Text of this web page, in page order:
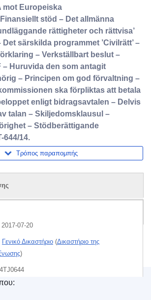
mot Europeiska
stöd – Det allmänna
rättigheter och rättvisa’
Det särskilda programmet ’Civilrätt’ –
– Verkställbart beslut –
– Huruvida den som antagit
– Principen om god förvaltning –
ska förpliktas att betala
enligt bidragsavtalen – Delvis
talan – Skiljedomsklausul –
– Stödberättigande
644/14.
Τρόπος παραπομπής
2017-07-20
Γενικό Δικαστήριο (Δικαστήριο της
)
της Ευρωπαϊκής Ένωσης